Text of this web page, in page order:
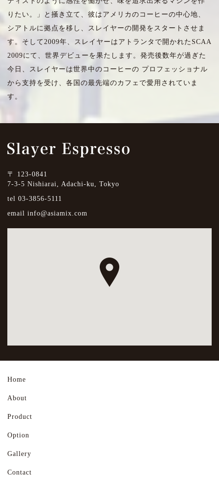
りたい。」と掻き立て、彼はアメリカのコーヒーの中心地、
シアトルに拠点を移し、スレイヤーの開発をスタートさせま
す。そして2009年、スレイヤーはアトランタで開かれたSCAA
2009にて、世界デビューを果たします。発売後数年が過ぎた
今日、スレイヤーは世界中のコーヒーの プロフェッショナル
から支持を受け、各国の最先端のカフェで愛用されていま
す。
〒 123-0841
7-3-5 Nishiarai, Adachi-ku, Tokyo
tel 03-3856-5111
email info@asiamix.com
Home
About
Product
Option
Gallery
Contact